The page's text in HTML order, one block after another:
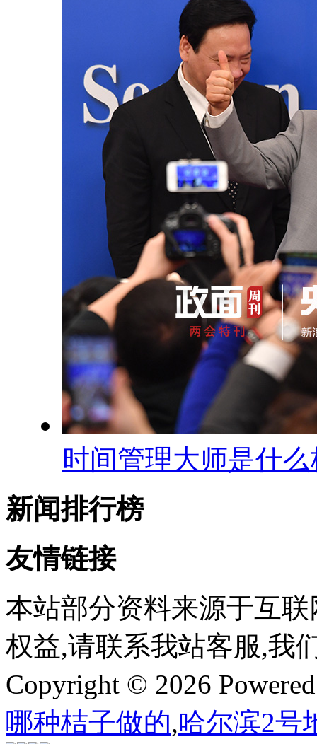
时间管理大师是什么
新闻排行榜
友情链接
本站部分资料来源于互
权益,请联系我站客服,我
Copyright © 2026
哪种桔子做的,哈尔滨2号